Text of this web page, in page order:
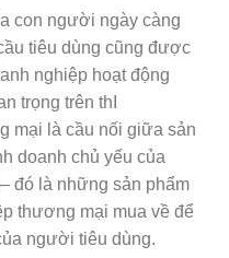
con người ngày càng
tiêu dùng cũng được
nghiệp hoạt động
trọng trên thI
mại là cầu nối giữa sản
doanh chủ yếu của
đó là những sản phẩm
thương mại mua về để
người tiêu dùng.